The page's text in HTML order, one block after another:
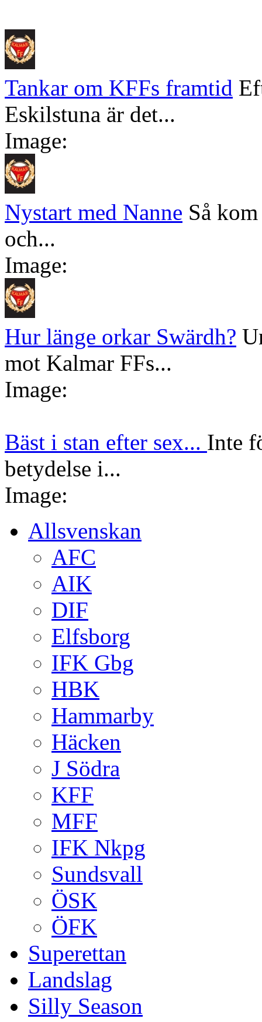
Tankar om KFFs framtid
Eskilstuna är det...
Image:
Nystart med Nanne Så
och...
Image:
Hur länge orkar Swärdh?
mot Kalmar FFs...
Image:
Bäst i stan efter sex... Inte
betydelse i...
Image:
Allsvenskan
AFC
AIK
DIF
Elfsborg
IFK Gbg
HBK
Hammarby
Häcken
J Södra
KFF
MFF
IFK Nkpg
Sundsvall
ÖSK
ÖFK
Superettan
Landslag
Silly Season